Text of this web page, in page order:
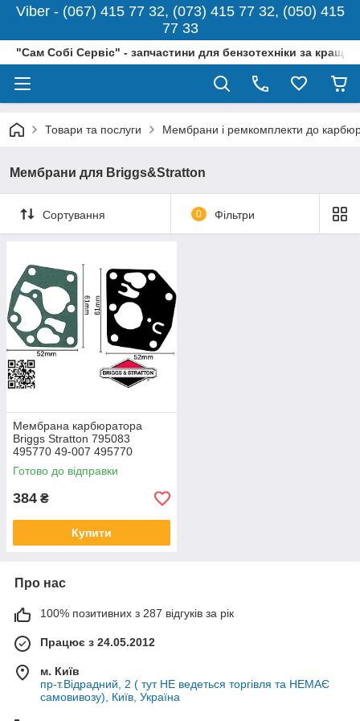
Viber - (067) 415 77 32, (073) 415 77 32, (050) 415
77 33
"Сам Собі Сервіс" - запчастини для бензотехніки за
Товари та послуги Мембрани і ремкомплекти до
Мембрани для Briggs&Stratton
Сортування 0 Фільтри
Мембрана карбюратора
Briggs Stratton 795083
495770 49-007 495770
прокладка для двигунів брігс
стратон на газонокосарку
Готово до відправки
384 ₴
Купити
Про нас
100% позитивних з 287 відгуків за рік
Працює з 24.05.2012
м. Київ
пр-т.Відрадний, 2 ( тут НЕ ведеться торгівля та НЕМАЄ
самовивозу), Київ, Україна